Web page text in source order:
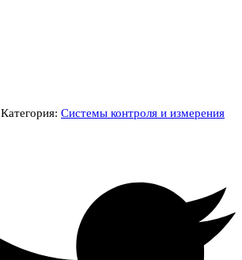
Категория: Системы контроля и измерения